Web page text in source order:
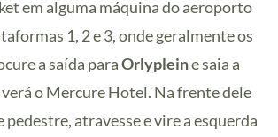
em alguma máquina do aeroporto
1, 2 e 3, onde geralmente os
a saída paraOrlypleine saia a
o Mercure Hotel. Na frente dele
pedestre, atravesse e vire a esquerda